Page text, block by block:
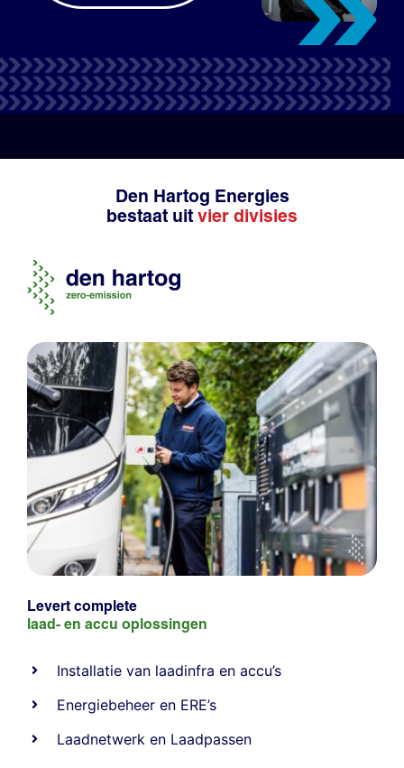
Productadvies
Den Hartog Energies
bestaat uit vier divisies
Levert complete
laad- en accu oplossingen
Installatie van laadinfra en accu’s
Energiebeheer en ERE’s
Laadnetwerk en Laadpassen